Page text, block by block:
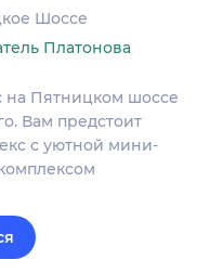
Шоссе
Платонова
на Пятницком шоссе
Вам предстоит
с уютной мини-